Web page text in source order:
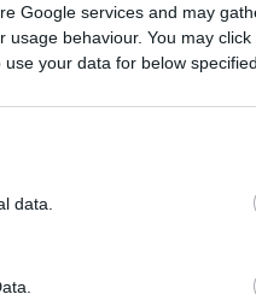
Google services and may
behaviour. You may
your data for below
data.